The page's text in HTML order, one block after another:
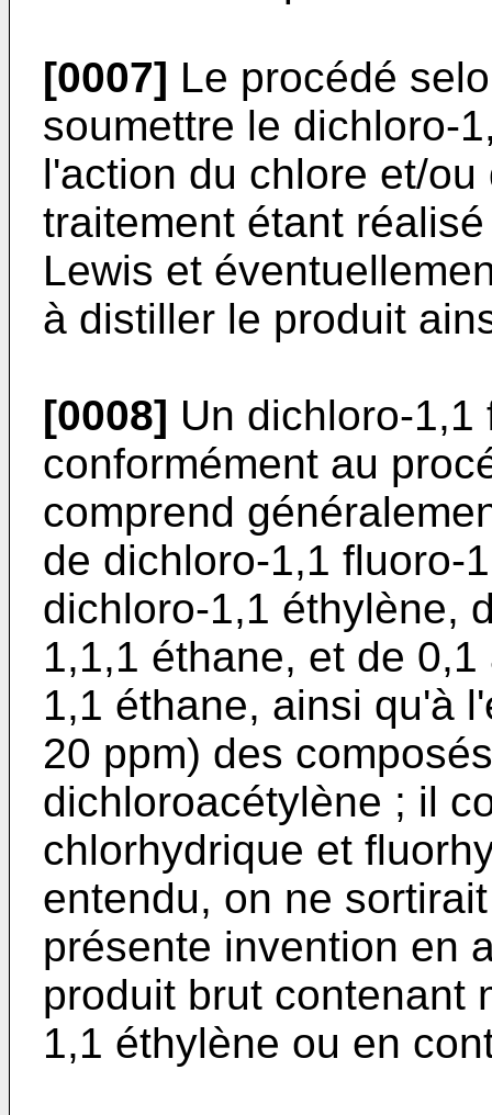
[0007] Le procédé
soumettre le dichloro-
l'action du chlore et/
traitement étant
Lewis et
à distiller le produit
[0008] Un dichloro-
conformément au
comprend
de dichloro-1,1 fluoro-
dichloro-1,1 éthylène,
1,1,1 éthane, et de
1,1 éthane, ainsi qu'à
20 ppm) des
dichloroacétylène ; il
chlorhydrique et
entendu, on ne
présente invention en
produit brut contenant
1,1 éthylène ou en